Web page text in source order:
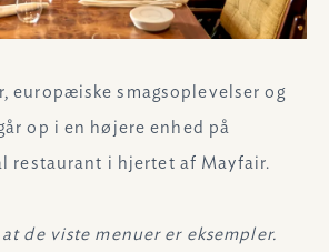
europæiske smagsoplevelser og
op i en højere enhed på
restaurant i hjertet af Mayfair.
de viste menuer er eksempler.